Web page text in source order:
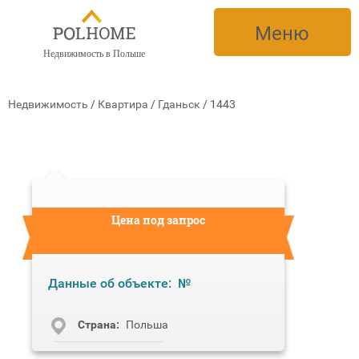
Недвижимость в Польше
Меню
Недвижимость / Квартира / Гданьск / 1443
Цена под запрос
Данные об объекте: №
Cтрана: Польша